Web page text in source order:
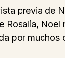
previa de
Noel
por muchos